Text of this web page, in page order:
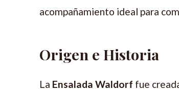
acompañamiento ideal para
Origen e Historia
La Ensalada Waldorf fue